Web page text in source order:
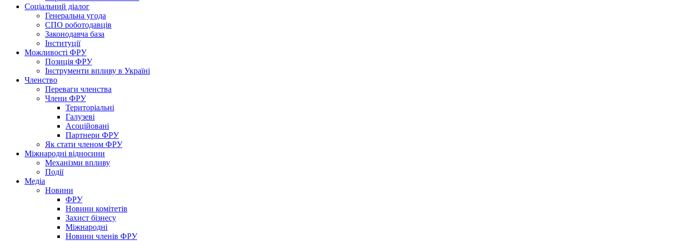
Соціальний діалог
Генеральна угода
СПО роботодавців
Законодавча база
Інституції
Можливості ФРУ
Позиція ФРУ
Інструменти впливу в Україні
Членство
Переваги членства
Члени ФРУ
Територіальні
Галузеві
Асоційовані
Партнери ФРУ
Як стати членом ФРУ
Міжнародні відносини
Механізми впливу
Події
Медіа
Новини
ФРУ
Новини комітетів
Захист бізнесу
Міжнародні
Новини членів ФРУ